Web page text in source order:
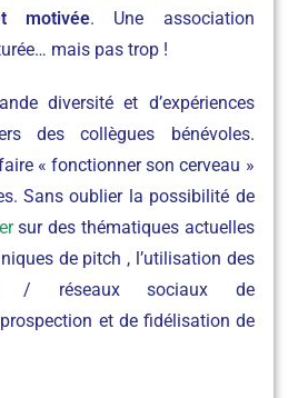
motivée. Une association
mais pas trop !
diversité et d’expériences
des collègues bénévoles.
« fonctionner son cerveau »
Sans oublier la possibilité de
sur des thématiques actuelles
de pitch , l’utilisation des
/ réseaux sociaux de
et de fidélisation de